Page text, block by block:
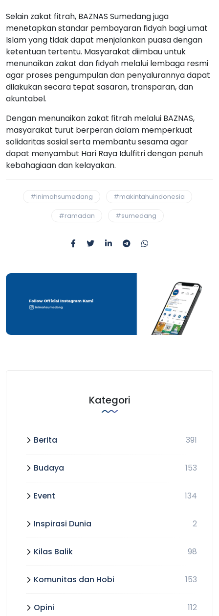
Selain zakat fitrah, BAZNAS Sumedang juga
menetapkan standar pembayaran fidyah bagi umat
Islam yang tidak dapat menjalankan puasa dengan
ketentuan tertentu. Masyarakat diimbau untuk
menunaikan zakat dan fidyah melalui lembaga resmi
agar proses pengumpulan dan penyalurannya dapat
dilakukan secara tepat sasaran, transparan, dan
akuntabel.
Dengan menunaikan zakat fitrah melalui BAZNAS,
masyarakat turut berperan dalam memperkuat
solidaritas sosial serta membantu sesama agar
dapat menyambut Hari Raya Idulfitri dengan penuh
kebahagiaan dan kelayakan.
#inimahsumedang #makintahuindonesia
#ramadan #sumedang
Kategori
Berita 391
Budaya 153
Event 134
Inspirasi Dunia 2
Kilas Balik 98
Komunitas dan Hobi 153
Opini 112